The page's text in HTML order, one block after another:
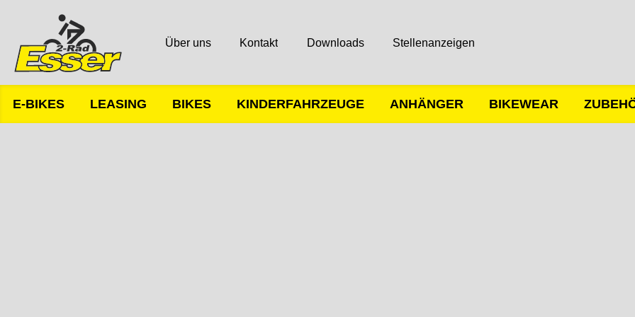
Über uns Kontakt Downloads Stellenanzeigen
E-BIKES LEASING BIKES KINDERFAHRZEUGE ANHÄNGER BIKEWEAR